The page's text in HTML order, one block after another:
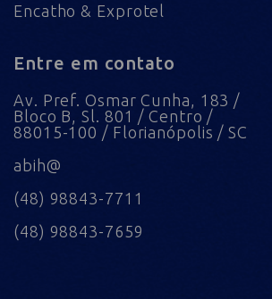
Encatho & Exprotel
Entre em contato
Av. Pref. Osmar Cunha, 183 /
Bloco B, Sl. 801 / Centro /
88015-100 / Florianópolis / SC
abih@
(48) 98843-7711
(48) 98843-7659